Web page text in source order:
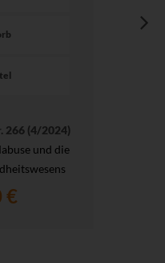
266 (4/2024)
und die
€